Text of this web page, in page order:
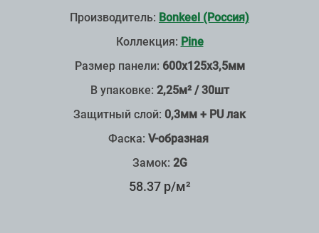
Производитель: Bonkeel (Россия)
Коллекция: Pine
Размер панели: 600х125х3,5мм
В упаковке: 2,25м² / 30шт
Защитный слой: 0,3мм + PU лак
Фаска: V-образная
Замок: 2G
58.37 р/м²